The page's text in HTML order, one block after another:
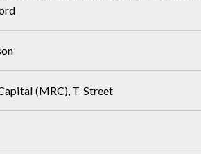
(MRC), T-Street